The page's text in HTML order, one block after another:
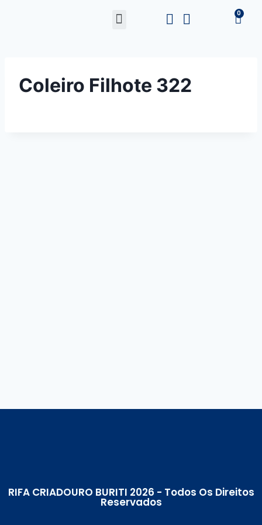
Coleiro Filhote 322
RIFA CRIADOURO BURITI 2026 - Todos Os Direitos
Reservados